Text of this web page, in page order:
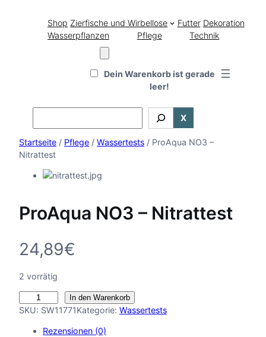
Shop Zierfische und Wirbellose Futter Dekoration
Wasserpflanzen
Pflege Technik
Dein Warenkorb ist gerade
leer!
X
Startseite / Pflege / Wassertests / ProAqua NO3 –
Nitrattest
ProAqua NO3 – Nitrattest
24,89€
2 vorrätig
r
In den Warenkorb
SKU: SW11771Kategorie: Wassertests
Rezensionen (0)